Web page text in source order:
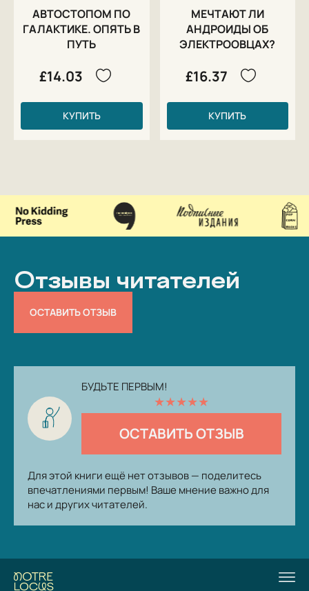
АВТОСТОПОМ ПО
ГАЛАКТИКЕ. ОПЯТЬ В
ПУТЬ
£14.03
КУПИТЬ
МЕЧТАЮТ ЛИ
АНДРОИДЫ ОБ
ЭЛЕКТРООВЦАХ?
£16.37
КУПИТЬ
Отзывы читателей
ОСТАВИТЬ ОТЗЫВ
БУДЬТЕ ПЕРВЫМ!
★★★★★
ОСТАВИТЬ ОТЗЫВ
Для этой книги ещё нет отзывов — поделитесь
впечатлениями первым! Ваше мнение важно для
нас и других читателей.